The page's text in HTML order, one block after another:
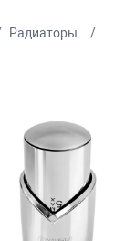
Радиаторы